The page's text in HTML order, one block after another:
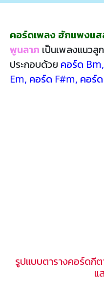
คอร์ดเพลง ฮักแพงแส
พูนลาภ เป็นเพลงแนวลู
ประกอบด้วย คอร์ด Bm,
Em, คอร์ด F#m, คอร์
รูปแบบตารางคอร์ดกี
แ